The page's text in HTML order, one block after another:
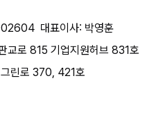
02604 대표이사: 박영훈
교로 815 기업지원허브 831호
린로 370, 421호